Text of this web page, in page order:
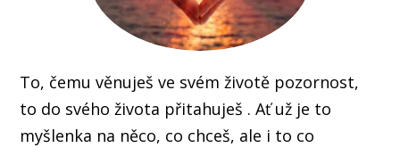
To, čemu věnuješ ve svém životě pozornost,
to do svého života přitahuješ . Ať už je to
myšlenka na něco, co chceš, ale i to co